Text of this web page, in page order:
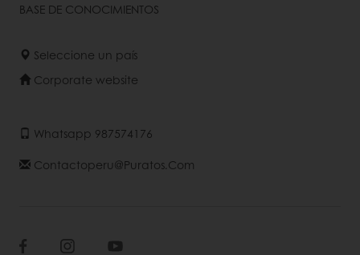
BASE DE CONOCIMIENTOS
Seleccione un país
Corporate website
Whatsapp 987574176
Contactoperu@puratos.com